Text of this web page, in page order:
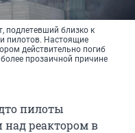
подлетевший близко к
пилотов. Настоящие
действительно погиб
более прозаичной причине
пилоты
над реактором в